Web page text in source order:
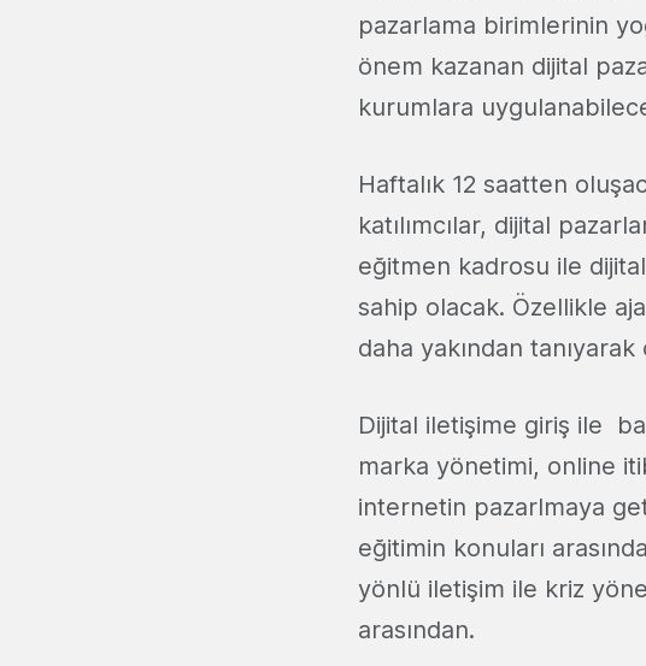
pazarlama birimlerinin
önem kazanan dijital
kurumlara
Haftalık 12 saatten
katılımcılar, dijital
eğitmen kadrosu ile
sahip olacak. Özellikle
daha yakından
Dijital iletişime giriş ile
marka yönetimi, online
internetin pazarlmaya
eğitimin konuları
yönlü iletişim ile kriz
arasından.